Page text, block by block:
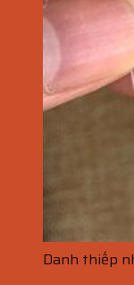
Danh thiếp